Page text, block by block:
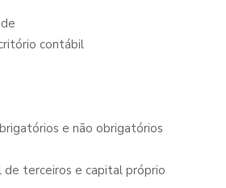
contábil
e não obrigatórios
terceiros e capital próprio